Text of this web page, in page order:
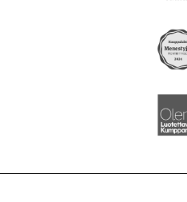
SMOYTALK
Brändi ja identiteetti
Digitaaliset ratkaisut